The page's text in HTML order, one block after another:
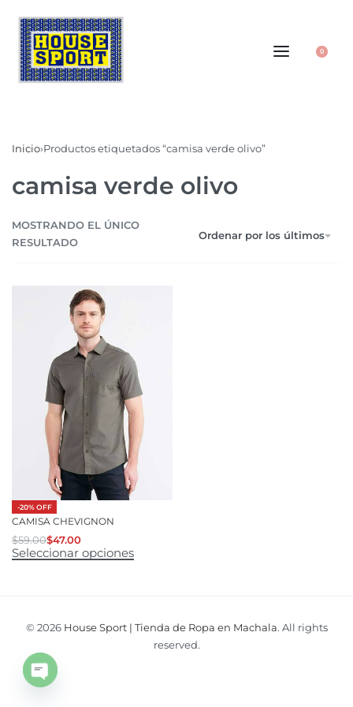
0
Inicio›Productos etiquetados “camisa verde olivo”
camisa verde olivo
MOSTRANDO EL ÚNICO
RESULTADO
Ordenar por los últimos
-20% OFF
CAMISA CHEVIGNON
$59.00$47.00
Seleccionar opciones
© 2026 House Sport | Tienda de Ropa en Machala. All rights
reserved.
Open
chaty